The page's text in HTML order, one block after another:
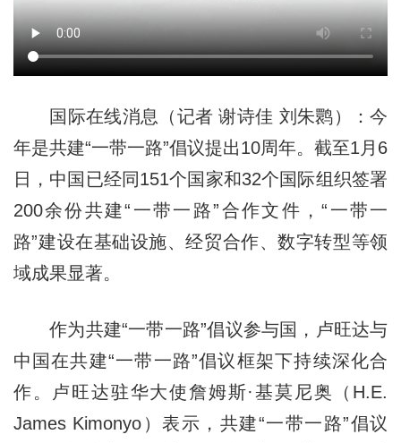
国际在线消息（记者 谢诗佳 刘朱鹮）：今
年是共建“一带一路”倡议提出10周年。截至1月6
日，中国已经同151个国家和32个国际组织签署
200余份共建“一带一路”合作文件，“一带一
路”建设在基础设施、经贸合作、数字转型等领
域成果显著。
作为共建“一带一路”倡议参与国，卢旺达与
中国在共建“一带一路”倡议框架下持续深化合
作。卢旺达驻华大使詹姆斯·基莫尼奥（H.E.
James Kimonyo）表示，共建“一带一路”倡议